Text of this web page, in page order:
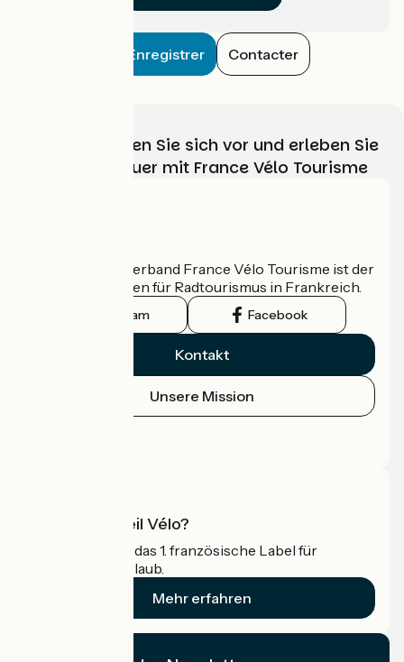
Enregistrer Contacter
Wählen, bereiten Sie sich vor und erleben Sie
Ihr Radabenteuer mit France Vélo Tourisme
Der nationale Verband France Vélo Tourisme ist der
offizielle Leitfaden für Radtourismus in Frankreich.
Instagram Facebook
Kontakt
Unsere Mission
Was ist Accueil Vélo?
Accueil Vélo ist das 1. französische Label für
Radfahrer im Urlaub.
Mehr erfahren